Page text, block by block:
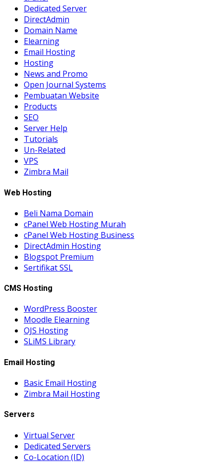
Dedicated Server
DirectAdmin
Domain Name
Elearning
Email Hosting
Hosting
News and Promo
Open Journal Systems
Pembuatan Website
Products
SEO
Server Help
Tutorials
Un-Related
VPS
Zimbra Mail
Web Hosting
Beli Nama Domain
cPanel Web Hosting Murah
cPanel Web Hosting Business
DirectAdmin Hosting
Blogspot Premium
Sertifikat SSL
CMS Hosting
WordPress Booster
Moodle Elearning
OJS Hosting
SLiMS Library
Email Hosting
Basic Email Hosting
Zimbra Mail Hosting
Servers
Virtual Server
Dedicated Servers
Co-Location (ID)